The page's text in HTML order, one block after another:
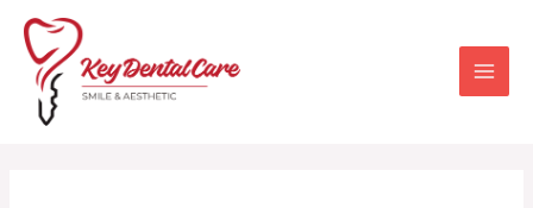
Skip
content